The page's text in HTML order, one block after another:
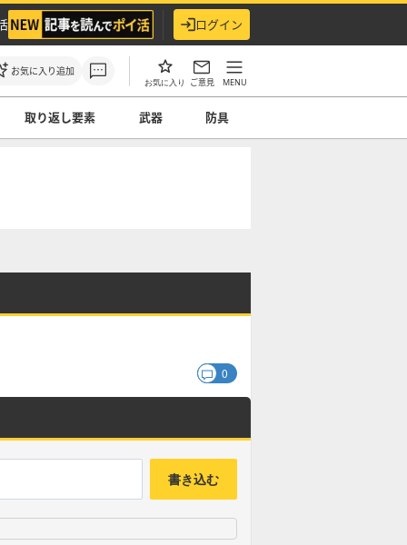
ログイン
お気に入り追加
お気に入り ご意見 MENU
取り返し要素 武器 防具
0
書き込む